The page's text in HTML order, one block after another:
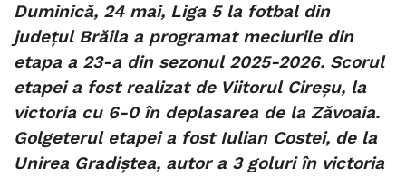
Duminică, 24 mai, Liga 5 la fotbal din
județul Brăila a programat meciurile din
etapa a 23-a din sezonul 2025-2026. Scorul
etapei a fost realizat de Viitorul Cireșu, la
victoria cu 6-0 în deplasarea de la Zăvoaia.
Golgeterul etapei a fost Iulian Costei, de la
Unirea Gradiștea, autor a 3 goluri în victoria